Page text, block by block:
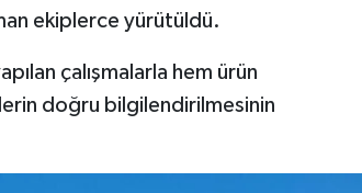
ekiplerce yürütüldü.
çalışmalarla hem ürün
doğru bilgilendirilmesinin